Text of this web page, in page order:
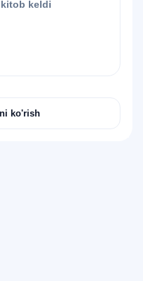
kitob keldi
ko'rish